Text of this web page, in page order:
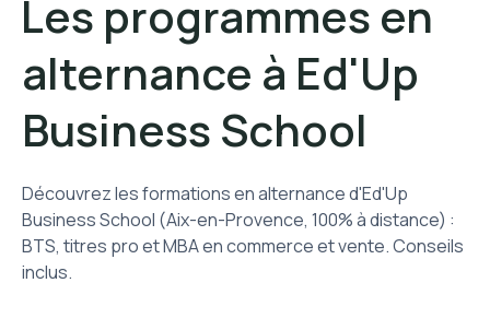
Les programmes en
alternance à Ed'Up
Business School
Découvrez les formations en alternance d'Ed'Up
Business School (Aix-en-Provence, 100% à distance) :
BTS, titres pro et MBA en commerce et vente. Conseils
inclus.